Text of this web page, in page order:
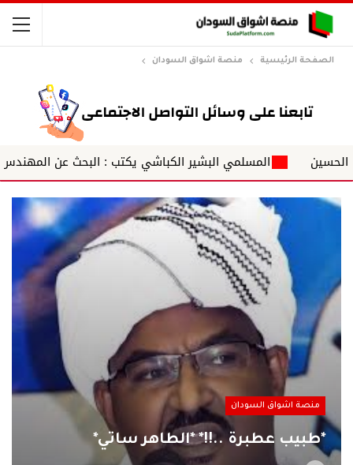
الصفحة الرئيسية منصة اشواق السودان
المسلمي البشير الكباشي يكتب : البحث عن المهندس عبد
منصة اشواق السودان
*طبيب عطبرة ..!!* *الطاهر ساتي*